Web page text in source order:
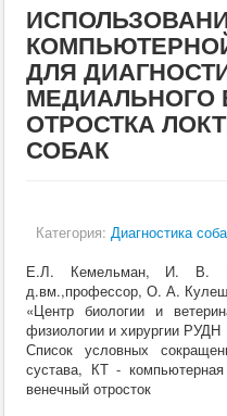
Крс
Мрс
Лошадей
Свиньи
Собаки
Кошки
Птицы
Рыбы
Экзотические
Инвазионные
Инфекционные
Терапия
Гинекология
Диагностика
Хирургия
ВСЭ
ДЛЯ
МЕДИАЛЬНОГО
ОТРОСТКА
СОБАК
Категория: Диагностика
Е.Л. Кемельман, И. В.
д.вм.,профессор, О. А.
«Центр биологии и
физиологии и хирургии РУДН
Список условных
сустава, КТ -
венечный отросток